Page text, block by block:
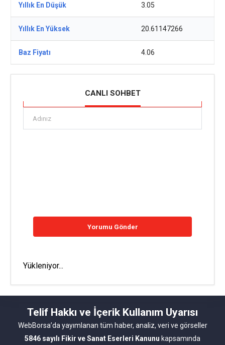
Yıllık En Düşük 3.05
Yıllık En Yüksek 20.61147266
Baz Fiyatı 4.06
CANLI SOHBET
Yükleniyor...
Telif Hakkı ve İçerik Kullanım Uyarısı
WebBorsa’da yayımlanan tüm haber, analiz, veri ve görseller
5846 sayılı Fikir ve Sanat Eserleri Kanunu kapsamında